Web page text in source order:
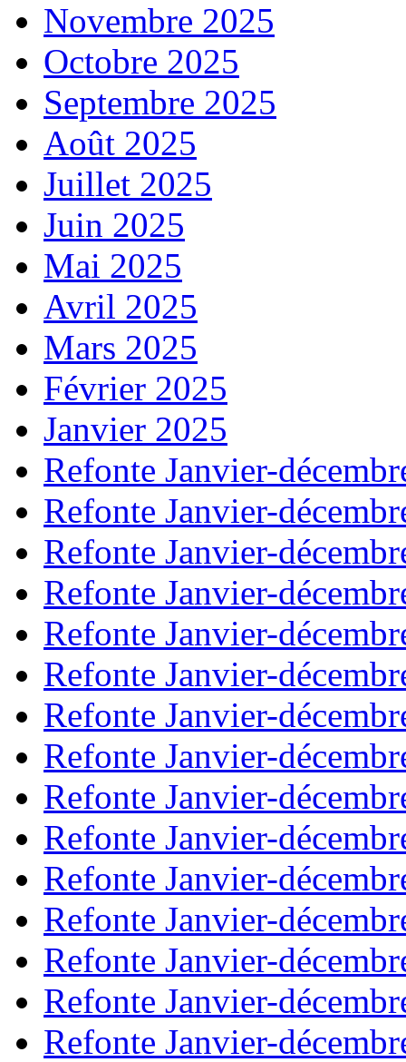
Novembre 2025
Octobre 2025
Septembre 2025
Août 2025
Juillet 2025
Juin 2025
Mai 2025
Avril 2025
Mars 2025
Février 2025
Janvier 2025
Refonte Janvier-
Refonte Janvier-
Refonte Janvier-
Refonte Janvier-
Refonte Janvier-
Refonte Janvier-
Refonte Janvier-
Refonte Janvier-
Refonte Janvier-
Refonte Janvier-
Refonte Janvier-
Refonte Janvier-
Refonte Janvier-
Refonte Janvier-
Refonte Janvier-